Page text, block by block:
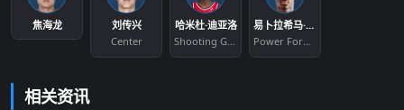
焦海龙
刘传兴
Center
哈米杜·迪亚洛
Shooting Guard
易卜拉希马·法耶
Power Forward
相关资讯